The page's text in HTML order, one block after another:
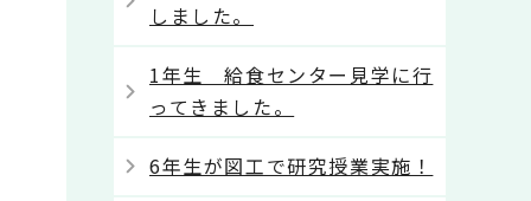
しました。
1年生 給食センター見学に行
ってきました。
6年生が図工で研究授業実施！